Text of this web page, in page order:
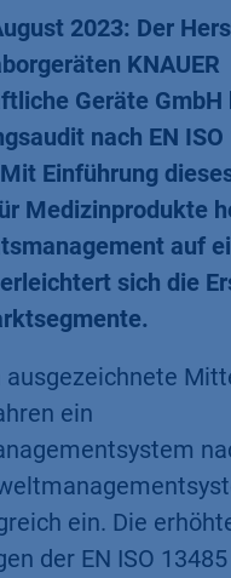
2023: Der
KNAUER
Geräte GmbH
nach EN ISO
Einführung
Medizinprodukte
auf
sich die
ausgezeichnete
ein
ein. Die
der EN ISO